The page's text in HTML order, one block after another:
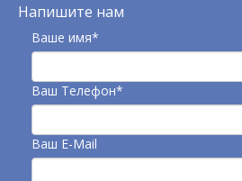
Напишите нам
Ваше имя*
Ваш Телефон*
Ваш E-Mail